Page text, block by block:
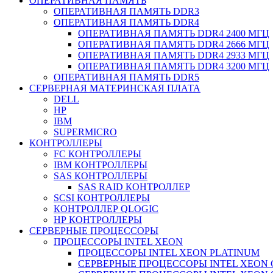
ОПЕРАТИВНАЯ ПАМЯТЬ DDR3
ОПЕРАТИВНАЯ ПАМЯТЬ DDR4
ОПЕРАТИВНАЯ ПАМЯТЬ DDR4 2400 МГЦ
ОПЕРАТИВНАЯ ПАМЯТЬ DDR4 2666 МГЦ
ОПЕРАТИВНАЯ ПАМЯТЬ DDR4 2933 МГЦ
ОПЕРАТИВНАЯ ПАМЯТЬ DDR4 3200 МГЦ
ОПЕРАТИВНАЯ ПАМЯТЬ DDR5
СЕРВЕРНАЯ МАТЕРИНСКАЯ ПЛАТА
DELL
HP
IBM
SUPERMICRO
КОНТРОЛЛЕРЫ
FC КОНТРОЛЛЕРЫ
IBM КОНТРОЛЛЕРЫ
SAS КОНТРОЛЛЕРЫ
SAS RAID КОНТРОЛЛЕР
SCSI КОНТРОЛЛЕРЫ
КОНТРОЛЛЕР QLOGIC
НР КОНТРОЛЛЕРЫ
СЕРВЕРНЫЕ ПРОЦЕССОРЫ
ПРОЦЕССОРЫ INTEL XEON
ПРОЦЕССОРЫ INTEL XEON PLATINUM
СЕРВЕРНЫЕ ПРОЦЕССОРЫ INTEL XEON